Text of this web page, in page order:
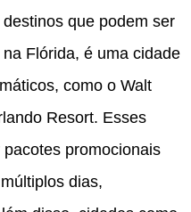
que podem ser
na Flórida, é uma cidade
como o Walt
Resort. Esses
promocionais
dias,